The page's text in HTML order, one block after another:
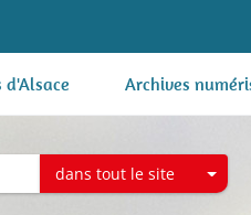
d'Alsace Archives
dans tout le site